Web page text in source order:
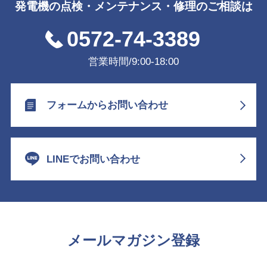
発電機の点検・メンテナンス・修理のご相談は
0572-74-3389
営業時間/9:00-18:00
フォームからお問い合わせ
LINEでお問い合わせ
メールマガジン登録